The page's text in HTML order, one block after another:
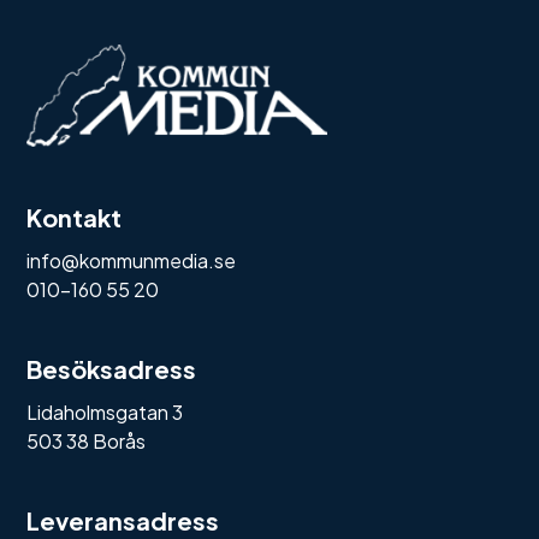
Kontakt
info@kommunmedia.se
010-160 55 20
Besöksadress
Lidaholmsgatan 3
503 38 Borås
Leveransadress